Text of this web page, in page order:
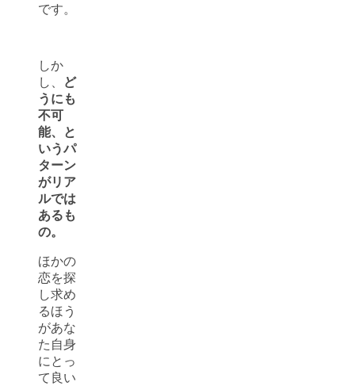
です。
しか
し、
ど
うにも
不可
能、と
いうパ
ターン
がリア
ルでは
あるも
の。
ほかの
恋を探
し求め
るほう
があな
た自身
にとっ
て良い